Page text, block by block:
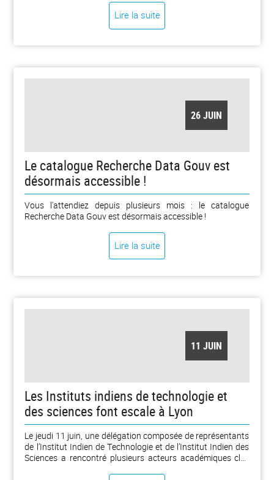
du 22 juin 2026. À partir d'une publication scientifique
parue dans Physical Review Materials et à laquelle a
contribué le LPENSL : “Imprinting macroscopic fracture
Lire la suite
26 JUIN
Le catalogue Recherche Data Gouv est
désormais accessible !
Vous l'attendiez depuis plusieurs mois : le catalogue
Recherche Data Gouv est désormais accessible !
Lire la suite
11 JUIN
Les Instituts indiens de technologie et
des sciences font escale à Lyon
Le jeudi 11 juin, une délégation composée de représentants
de l’Institut Indien de Technologie et de l’Institut Indien des
Sciences a rencontré plusieurs acteurs académiques clés